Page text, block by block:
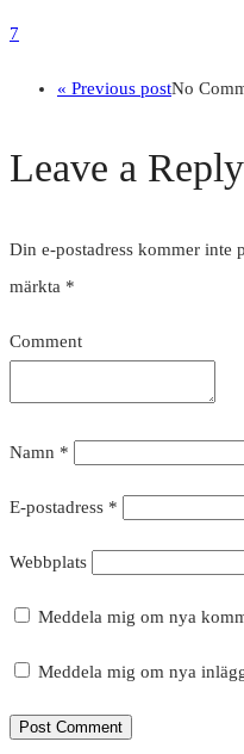
7
« Previous postNo
Leave a Reply
Din e-postadress kommer inte
märkta *
Comment
Namn *
E-postadress *
Webbplats
Meddela mig om nya
Meddela mig om nya